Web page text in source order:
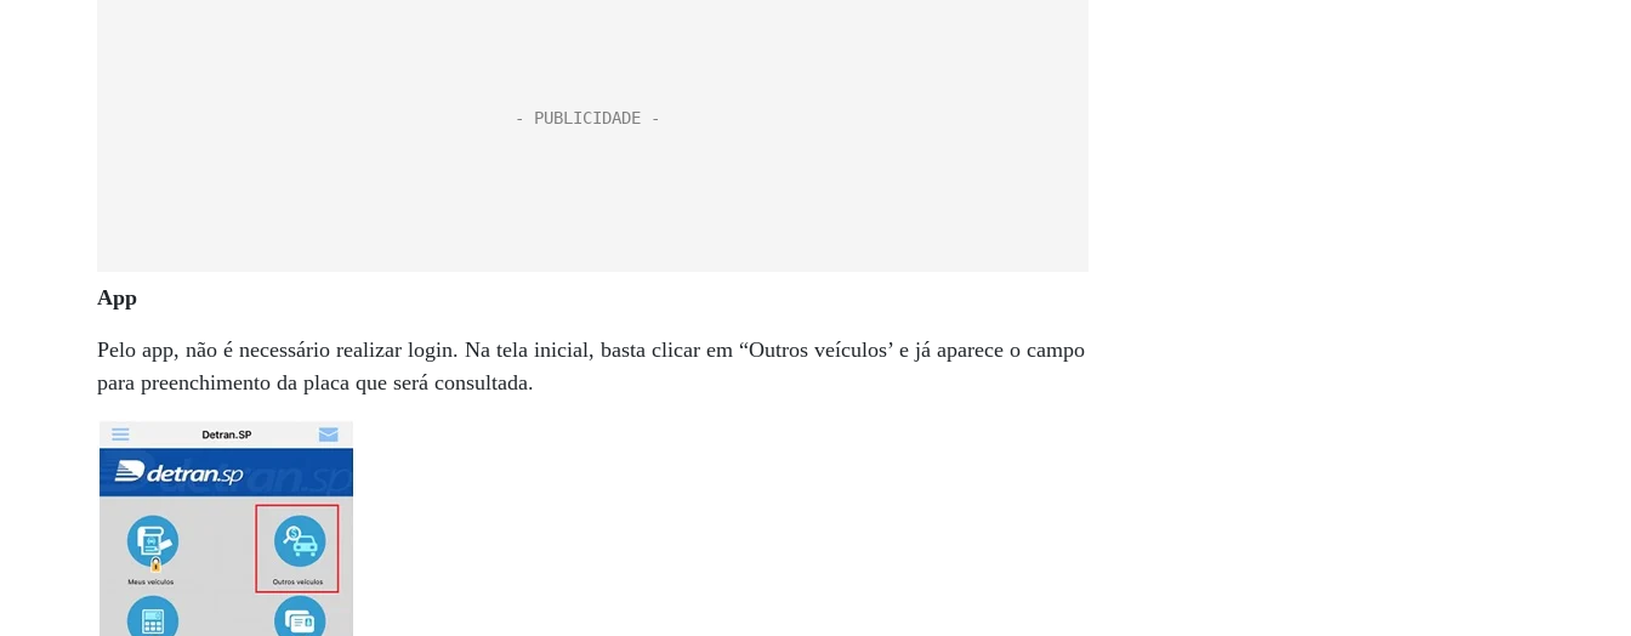
App
Pelo app, não é necessário realizar login. Na tela inicial, basta clicar em “Outros veículos’ e já aparece o campo
para preenchimento da placa que será consultada.